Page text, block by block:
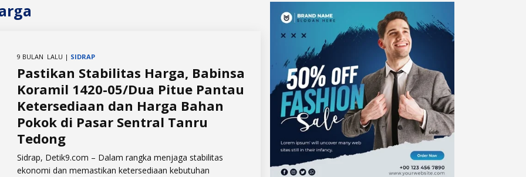
9 BULAN LALU | SIDRAP
Pastikan Stabilitas Harga, Babinsa
Koramil 1420-05/Dua Pitue Pantau
Ketersediaan dan Harga Bahan
Pokok di Pasar Sentral Tanru
Tedong
​Sidrap, Detik9.com – Dalam rangka menjaga stabilitas
ekonomi dan memastikan ketersediaan kebutuhan